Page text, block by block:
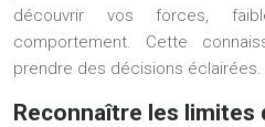
découvrir vos forces,
comportement. Cette
prendre des décisions éclairées.
Reconnaître les limites